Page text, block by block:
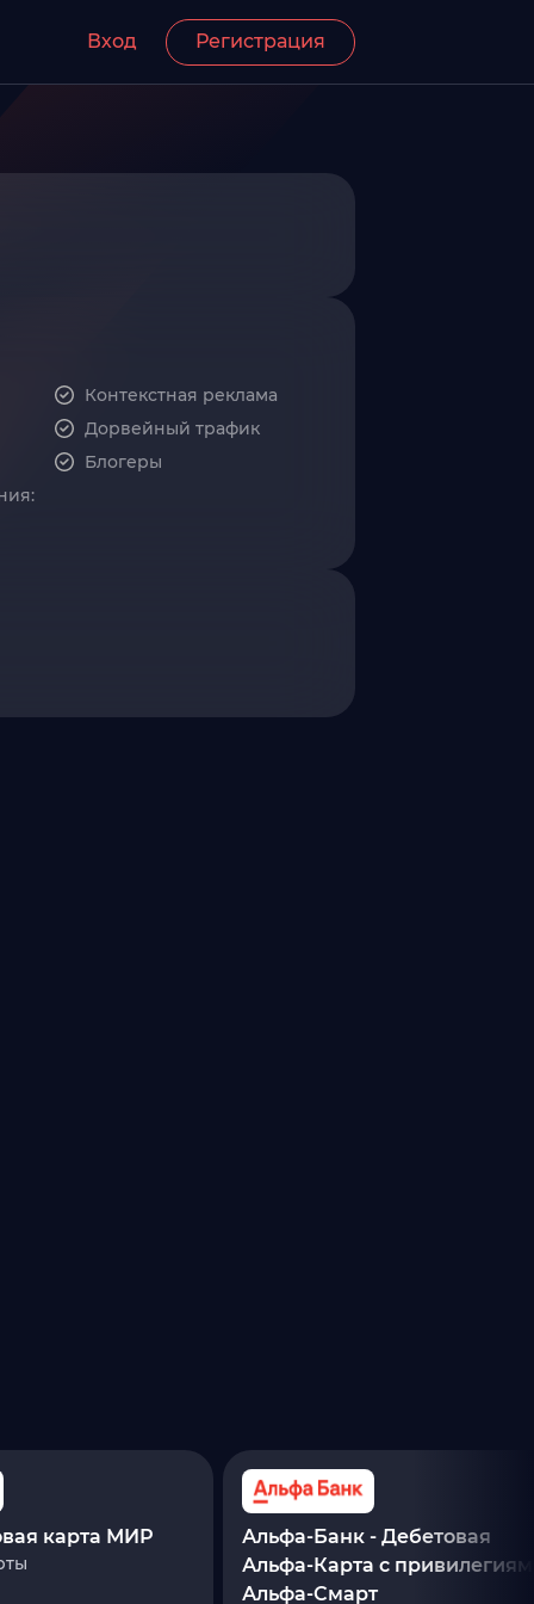
Регистрация
Вход
Контекстная реклама
Дорвейный трафик
Блогеры
карта МИР
Альфа-Банк - Дебетовая
Альфа‑Карта с
Альфа‑Смарт